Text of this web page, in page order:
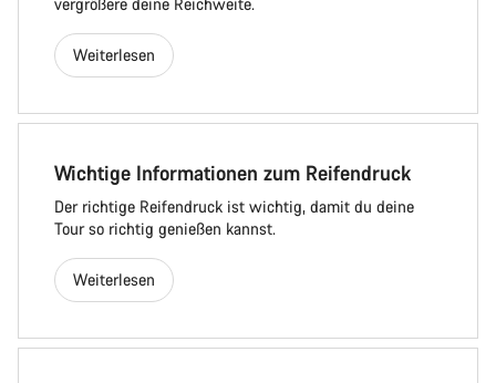
vergrößere deine Reichweite.
Weiterlesen
Wichtige Informationen zum Reifendruck
Der richtige Reifendruck ist wichtig, damit du deine
Tour so richtig genießen kannst.
Weiterlesen